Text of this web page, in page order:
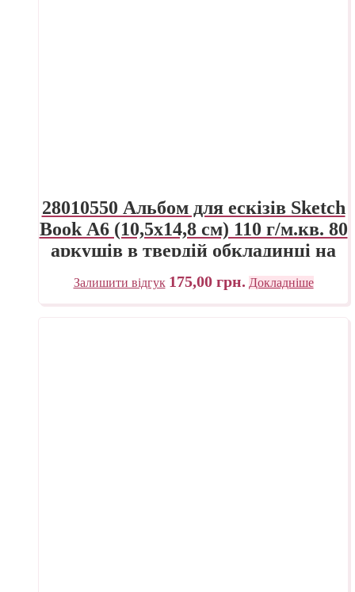
28010550 Альбом для ескізів Sketch
Book А6 (10,5х14,8 см) 110 г/м.кв. 80
аркушів в твердій обкладинці на
спіралі по довгій стороні Fabriano
Італія
Залишити відгук 175,00 грн. Докладніше